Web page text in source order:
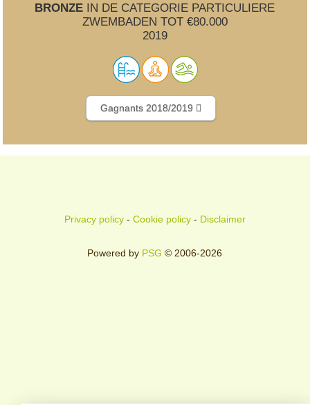
BRONZE IN DE CATEGORIE PARTICULIERE
ZWEMBADEN TOT €80.000
2019
Gagnants 2018/2019
Privacy policy- Cookie policy- Disclaimer
Powered by PSG © 2006-2026